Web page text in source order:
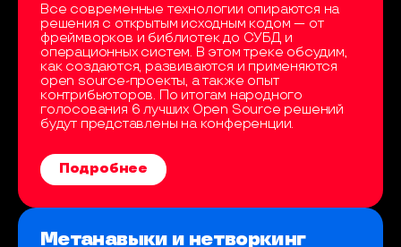
Все современные технологии опираются на
решения с открытым исходным кодом — от
фреймворков и библиотек до СУБД и
операционных систем. В этом треке обсудим,
как создаются, развиваются и применяются
open source-проекты, а также опыт
контрибьюторов. По итогам народного
голосования 6 лучших Open Source решений
будут представлены на конференции.
Подробнее
Метанавыки и нетворкинг